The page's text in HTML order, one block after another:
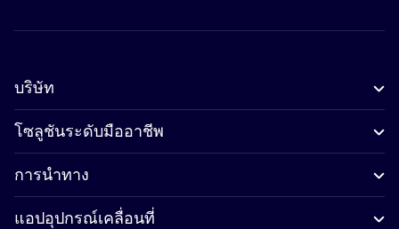
บริษัท
โซลูชันระดับมืออาชีพ
การนำทาง
แอปอุปกรณ์เคลื่อนที่